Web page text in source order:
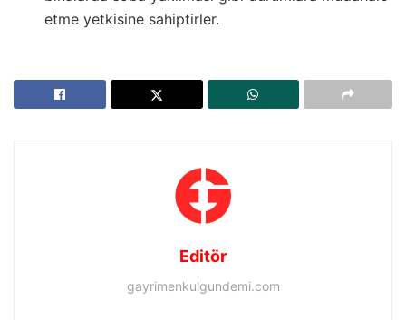
etme yetkisine sahiptirler.
Editör
gayrimenkulgundemi.com